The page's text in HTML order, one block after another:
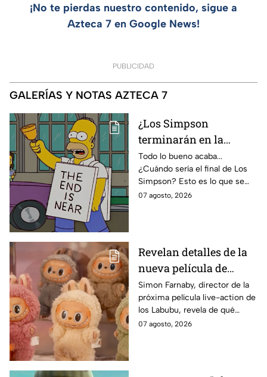
¡No te pierdas nuestro contenido, sigue a
Azteca 7 en Google News!
PUBLICIDAD
GALERÍAS Y NOTAS AZTECA 7
¿Los Simpson
terminarán en la
temporada 40? Actriz
de Bart Simpson da
IMPACTANTE
declaración
Todo lo bueno acaba...
¿Cuándo sería el final de Los
Simpson? Esto es lo que se
sabe:
07 agosto, 2026
Revelan detalles de la
nueva película de
Labubu: de qué tratará
y cuándo se estrena
Simon Farnaby, director de la
próxima película live-action de
los Labubu, revela de qué
tratará la cinta. Aquí te
07 agosto, 2026